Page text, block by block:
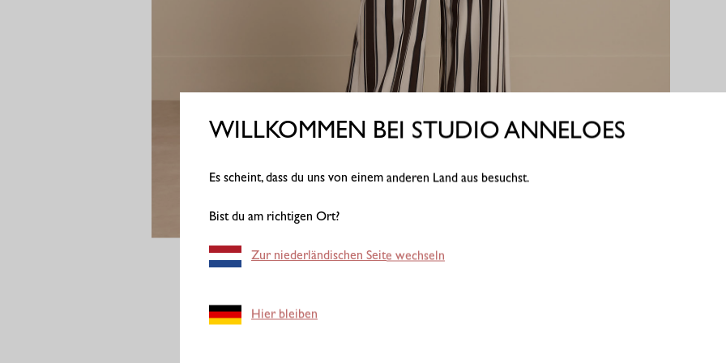
WILLKOMMEN BEI STUDIO ANNELOES
Es scheint, dass du uns von einem anderen Land aus besuchst.
Bist du am richtigen Ort?
Zur niederländischen Seite wechseln
Hier bleiben